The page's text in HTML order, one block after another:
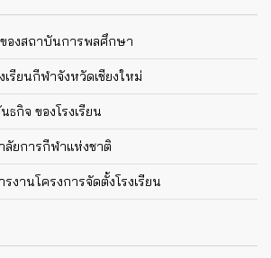
องสถาบันการพลศึกษา
รียนกีฬาจังหวัดเชียงใหม่
กิจ ของโรงเรียน
ลัยการกีฬาแห่งชาติ
งานโครงการจัดตั้งโรงเรียน